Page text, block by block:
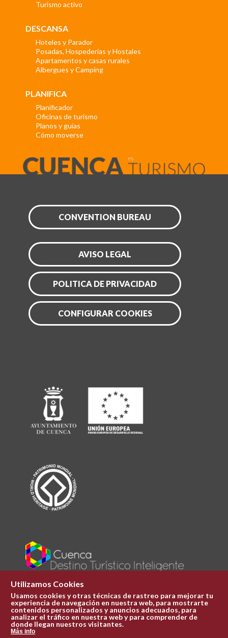
Turismo activo
DESCANSA
Hoteles y Parador
Posadas, Hospederías y Hostales
Apartamentos y casas rurales
Albergues y Camping
PLANIFICA
Planificador
Oficinas de turismo
Planos y guías
Cómo moverse
CONVENTION BUREAU
AVISO LEGAL
POLITICA DE PRIVACIDAD
CONFIGURAR COOKIES
Plaza Mayor 1
969 241 051
ofi.turismo@cuenca.es
Utilizamos Cookies
Usamos cookies y otras técnicas de rastreo para mejorar tu
experiencia de navegación en nuestra web, para mostrarte
contenidos personalizados y anuncios adecuados, para
analizar el tráfico en nuestra web y para comprender de
donde llegan nuestros visitantes.
Más info